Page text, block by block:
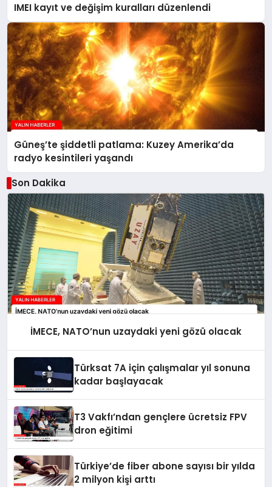
IMEI kayıt ve değişim kuralları düzenlendi
Güneş’te şiddetli patlama: Kuzey Amerika’da
radyo kesintileri yaşandı
Son Dakika
İMECE, NATO’nun uzaydaki yeni gözü olacak
Türksat 7A için çalışmalar yıl sonuna
kadar başlayacak
T3 Vakfı’ndan gençlere ücretsiz FPV
dron eğitimi
Türkiye’de fiber abone sayısı bir yılda
2 milyon kişi arttı